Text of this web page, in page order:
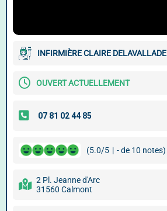
INFIRMIÈRE CLAIRE DELAVALLADE
OUVERT ACTUELLEMENT
(5.0/5 | - de 10 notes)
2 Pl. Jeanne d'Arc
31560 Calmont